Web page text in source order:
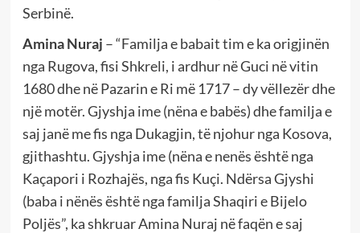
Serbinë.
Amina Nuraj – “Familja e babait tim e ka origjinën
nga Rugova, fisi Shkreli, i ardhur në Guci në vitin
1680 dhe në Pazarin e Ri më 1717 – dy vëllezër dhe
një motër. Gjyshja ime (nëna e babës) dhe familja e
saj janë me fis nga Dukagjin, të njohur nga Kosova,
gjithashtu. Gjyshja ime (nëna e nenës është nga
Kaçapori i Rozhajës, nga fis Kuçi. Ndërsa Gjyshi
(baba i nënës është nga familja Shaqiri e Bijelo
Poljës”, ka shkruar Amina Nuraj në faqën e saj